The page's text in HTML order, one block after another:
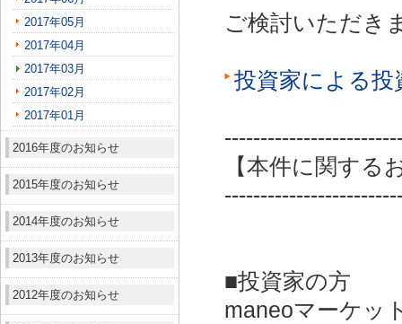
2017年05月
2017年04月
2017年03月
2017年02月
2017年01月
2016年度のお知らせ
2015年度のお知らせ
2014年度のお知らせ
2013年度のお知らせ
2012年度のお知らせ
ご検討いただき
投資家による
【本件に関する
■投資家の方
maneoマーケッ